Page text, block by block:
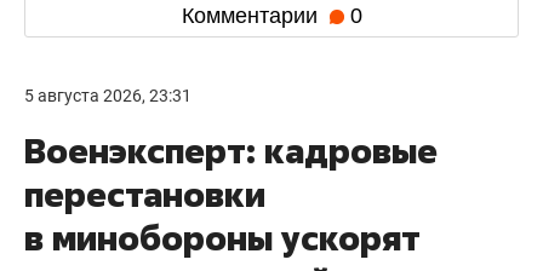
Комментарии 0
5 августа 2026, 23:31
Военэксперт: кадровые
перестановки
в минобороны ускорят